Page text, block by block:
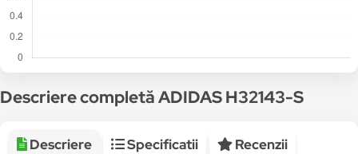
Descriere completă ADIDAS H32143-S
Descriere Specificatii Recenzii